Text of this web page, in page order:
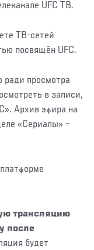
UFC ТВ.
ТВ-сетей
посвящён UFC.
ради просмотра
в записи,
Архив эфира на
«Сериалы» –
трансляцию
после
будет